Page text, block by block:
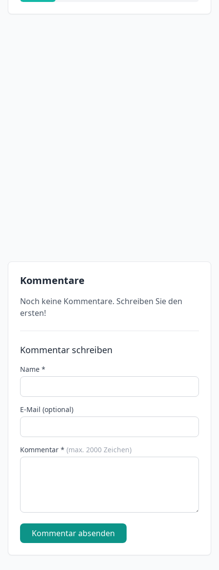
Kommentare
Noch keine Kommentare. Schreiben Sie den
ersten!
Kommentar schreiben
Name *
E-Mail (optional)
Kommentar * (max. 2000 Zeichen)
Kommentar absenden